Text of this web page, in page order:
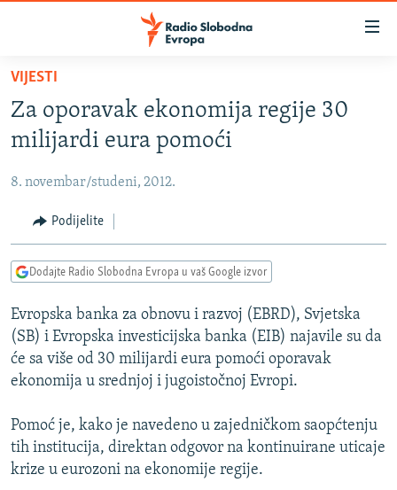
Pređite
glavni
sadržaj
na
navigaciju
Pređite
na
BOSNA I HERCEGOVINA
SRBIJA
KOSOVO
CRNA GORA
VIDEO
FOTOGALERIJE
INFOGRAFIKE
PODCASTI
RAT U UKRAJINI
KINA NA BALKANU
RSE PRIČE IZ SVIJETA
ISPRIČAJ MI
DNEVNO@RSE
SPECIJALI RSE
VIJESTI
Za oporavak ekonomija regije 30
milijardi eura pomoći
8. novembar/studeni, 2012.
Podijelite
Dodajte Radio Slobodna Evropa u vaš Google izvor
Evropska banka za obnovu i razvoj (EBRD), Svjetska
(SB) i Evropska investicijska banka (EIB) najavile su da
će sa više od 30 milijardi eura pomoći oporavak
ekonomija u srednjoj i jugoistočnoj Evropi.
Pomoć je, kako je navedeno u zajedničkom saopćtenju
tih institucija, direktan odgovor na kontinuirane uticaje
krize u eurozoni na ekonomije regije.